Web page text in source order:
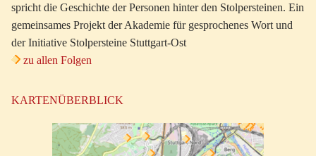
spricht die Geschichte der Personen hinter den Stolpersteinen. Ein
gemeinsames Projekt der Akademie für gesprochenes Wort und
der Initiative Stolpersteine Stuttgart-Ost
zu allen Folgen
KARTENÜBERBLICK